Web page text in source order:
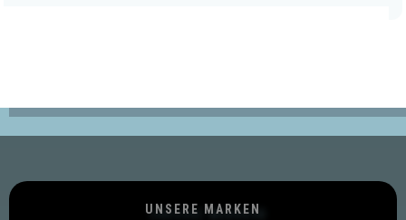
UNSERE MARKEN